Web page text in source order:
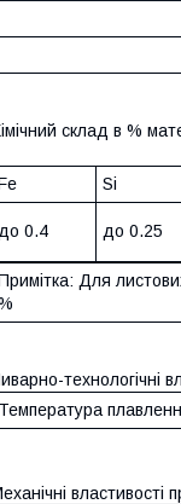
склад в %
Si
0.4 до 0.25
Для
технологічні
властивості